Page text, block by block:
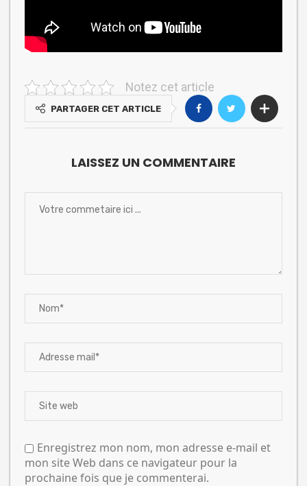
Notez cet article
PARTAGER CET ARTICLE
LAISSEZ UN COMMENTAIRE
Enregistrez mon nom, mon adresse e-mail et
mon site Web dans ce navigateur pour la
prochaine fois que je commenterai.